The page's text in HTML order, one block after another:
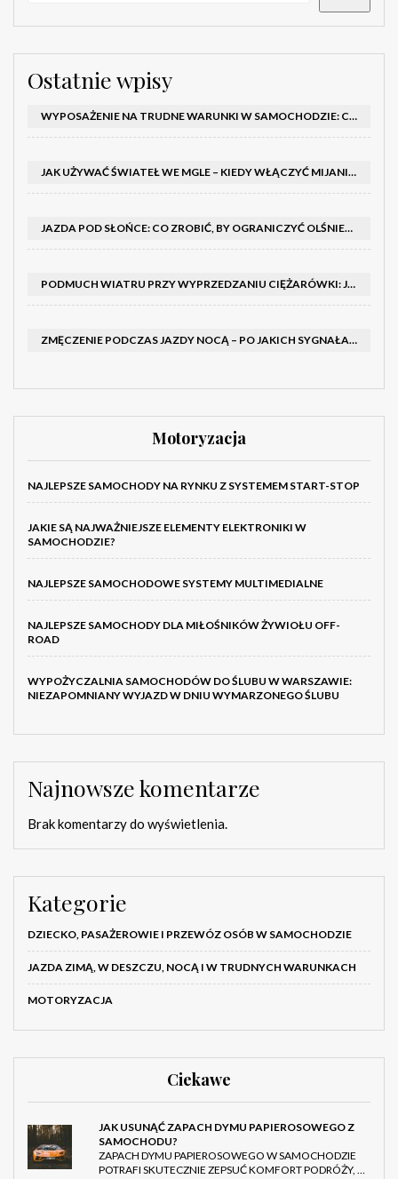
Ostatnie wpisy
WYPOSAŻENIE NA TRUDNE WARUNKI W SAMOCHODZIE: CO MIEĆ ZIMĄ, W TRASIE I NA WYPADEK AWARII
JAK UŻYWAĆ ŚWIATEŁ WE MGLE – KIEDY WŁĄCZYĆ MIJANIA I PRZECIWMGIELNE ORAZ CZEGO NIE ROBIĆ
JAZDA POD SŁOŃCE: CO ZROBIĆ, BY OGRANICZYĆ OLŚNIENIE I POPRAWIĆ WIDOCZNOŚĆ
PODMUCH WIATRU PRZY WYPRZEDZANIU CIĘŻARÓWKI: JAK UTRZYMAĆ TOR JAZDY I OPANOWAĆ AUTO
ZMĘCZENIE PODCZAS JAZDY NOCĄ – PO JAKICH SYGNAŁACH ROZPOZNAĆ SENNOŚĆ ZA KIEROWNICĄ I KIEDY ZROBIĆ PRZERWĘ
Motoryzacja
NAJLEPSZE SAMOCHODY NA RYNKU Z SYSTEMEM START-STOP
JAKIE SĄ NAJWAŻNIEJSZE ELEMENTY ELEKTRONIKI W
SAMOCHODZIE?
NAJLEPSZE SAMOCHODOWE SYSTEMY MULTIMEDIALNE
NAJLEPSZE SAMOCHODY DLA MIŁOŚNIKÓW ŻYWIOŁU OFF-
ROAD
WYPOŻYCZALNIA SAMOCHODÓW DO ŚLUBU W WARSZAWIE:
NIEZAPOMNIANY WYJAZD W DNIU WYMARZONEGO ŚLUBU
Najnowsze komentarze
Brak komentarzy do wyświetlenia.
Kategorie
DZIECKO, PASAŻEROWIE I PRZEWÓZ OSÓB W SAMOCHODZIE
JAZDA ZIMĄ, W DESZCZU, NOCĄ I W TRUDNYCH WARUNKACH
MOTORYZACJA
Ciekawe
JAK USUNĄĆ ZAPACH DYMU PAPIEROSOWEGO Z
SAMOCHODU?
ZAPACH DYMU PAPIEROSOWEGO W SAMOCHODZIE
POTRAFI SKUTECZNIE ZEPSUĆ KOMFORT PODRÓŻY, …